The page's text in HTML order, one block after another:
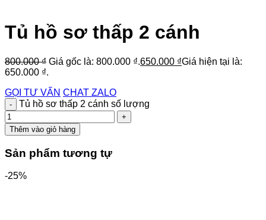
Tủ hồ sơ thấp 2 cánh
800.000₫ Giá gốc là: 800.000 ₫.650.000 ₫Giá hiện tại là:
650.000 ₫.
GỌI TƯ VẤN CHAT ZALO
Tủ hồ sơ thấp 2 cánh số lượng
Thêm vào giỏ hàng
Sản phẩm tương tự
-25%